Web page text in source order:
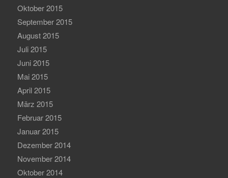
Oktober 2015
September 2015
August 2015
Juli 2015
Juni 2015
Mai 2015
April 2015
März 2015
Februar 2015
Januar 2015
Dezember 2014
November 2014
Oktober 2014